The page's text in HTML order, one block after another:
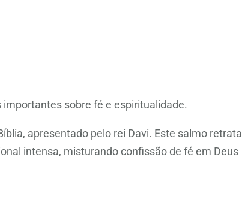
sobre fé e espiritualidade.
apresentado pelo rei Davi. Este salmo retrata
intensa, misturando confissão de fé em Deus